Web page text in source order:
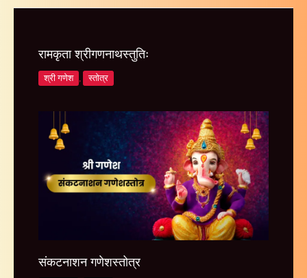
रामकृता श्रीगणनाथस्तुतिः
श्री गणेश , स्तोत्र
संकटनाशन गणेशस्तोत्र